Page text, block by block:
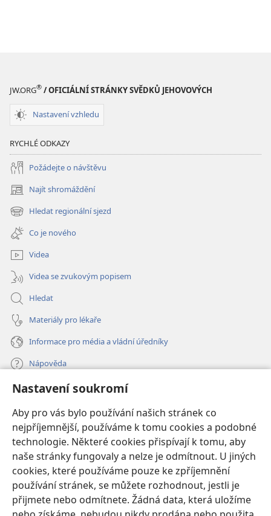
Nastavení soukromí
Aby pro vás bylo používání našich stránek co
nejpříjemnější, používáme k tomu cookies a podobné
technologie. Některé cookies přispívají k tomu, aby
naše stránky fungovaly a nelze je odmítnout. U jiných
cookies, které používáme pouze ke zpříjemnění
používání stránek, se můžete rozhodnout, jestli je
přijmete nebo odmítnete. Žádná data, která uložíme
JW.ORG® / OFICIÁLNÍ STRÁNKY SVĚDKŮ JEHOVOVÝCH
Nastavení vzhledu
RYCHLÉ ODKAZY
Požádejte o návštěvu
Najít shromáždění
(otevřeno
nové
okno)
Hledat regionální sjezd
(otevřeno
nové
okno)
Co je nového
Videa
Videa se zvukovým popisem
Hledat
Materiály pro lékaře
Informace pro média a vládní úředníky
Nápověda
Dary
nové
okno) ONLINE KNIHOVNA Strážné věže
(otevřeno
nové
okno)JW Hub®
(otevřeno
nové
okno)JW Library
Watchtower Library